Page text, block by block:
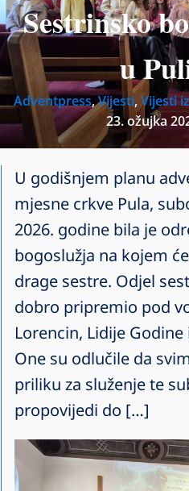
Sestrinsko
u
Adventpress,Vijesti,Vijesti
23. ožujka
U godišnjem planu
mjesne crkve Pula,
2026. godine bila je
bogoslužja na kojem
drage sestre. Odjel
dobro pripremio pod
Lorencin, Lidije
One su odlučile da
priliku za služenje te
propovijedi do […]